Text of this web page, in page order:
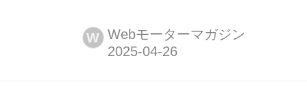
ズSUV「グレカーレ」シリーズに、新
たにエントリーモデル「グレカーレ」
W Webモーターマガジン